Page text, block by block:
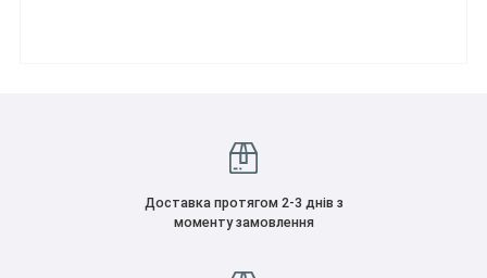
Доставка протягом 2-3 днів з
моменту замовлення